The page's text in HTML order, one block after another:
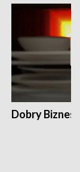
Dobry Biznes